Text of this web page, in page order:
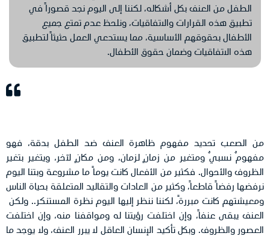
الطفل من العنف بكل أشكاله، لكننا إلى اليوم نجد قصوراً في
تطبيق هذه القرارات والاتفاقيات، ونلحظ عدم تمتع جميع
الأطفال بحقوقهم الأساسية، مما يستدعي العمل حثيثاً لتطبيق
هذه الاتفاقيات وضمان حقوق الأطفال.
من الصعب تحديد مفهوم ظاهرة العنف ضد الطفل بدقة، فهو
مفهومٌ نسبيٌ ومتغير من زمانٍ لزمان، ومن مكانٍ لآخر، ويتغير بتغير
الظروف والأحوال. فكثير من الأفعال كانت يوماً ما مشروعة وبتنا اليوم
نرفضها رفضاً قاطعاً، وكثير من العادات والتقاليد المتعلقة بحياة الناس
ومعيشتهم كانت مبررةً، لكننا ننظر إليها اليوم نظرة المستنكر.. ولكن
العنفيبقى عنفاً، وإن اختلفت رؤيتنا له ومواقفنا منه، وإن اختلفت
العصور والظروف. وبكل تأكيد الإنسان العاقل لا يبرر العنف، ولا يوجد ما